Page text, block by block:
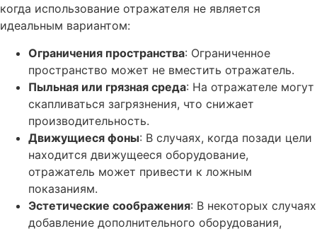
когда использование отражателя не является
идеальным вариантом:
Ограничения пространства: Ограниченное
пространство может не вместить отражатель.
Пыльная или грязная среда: На отражателе могут
скапливаться загрязнения, что снижает
производительность.
Движущиеся фоны: В случаях, когда позади цели
находится движущееся оборудование,
отражатель может привести к ложным
показаниям.
Эстетические соображения: В некоторых случаях
добавление дополнительного оборудования,